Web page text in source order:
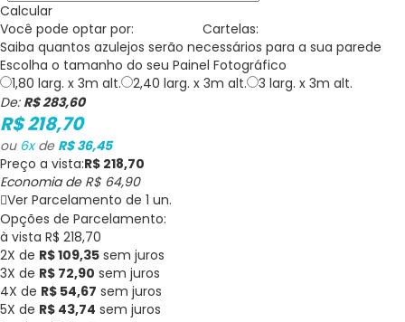
Calcular
Você pode optar por:
Cartelas:
Saiba quantos azulejos serão necessários para a sua parede
Escolha o tamanho do seu Painel Fotográfico
1,80 larg. x 3m alt.
2,40 larg. x 3m alt.
3 larg. x 3m alt.
De: R$ 283,60
R$ 218,70
ou 6xde R$ 36,45
Preço a vista:R$ 218,70
Economia de R$ 64,90
Ver Parcelamento de 1 un.
Opções de Parcelamento:
à vista R$ 218,70
2X de R$ 109,35 sem juros
3X de R$ 72,90 sem juros
4X de R$ 54,67 sem juros
5X de R$ 43,74 sem juros